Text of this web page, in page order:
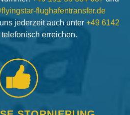
flughafentransfer.de
jederzeit auch unter +49 6142
telefonisch erreichen.